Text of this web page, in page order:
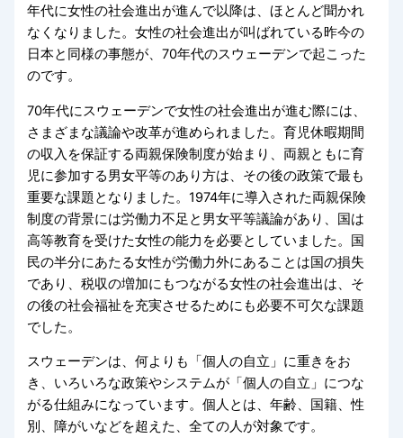
年代に女性の社会進出が進んで以降は、ほとんど聞かれ
なくなりました。女性の社会進出が叫ばれている昨今の
日本と同様の事態が、70年代のスウェーデンで起こった
のです。
70年代にスウェーデンで女性の社会進出が進む際には、
さまざまな議論や改革が進められました。育児休暇期間
の収入を保証する両親保険制度が始まり、両親ともに育
児に参加する男女平等のあり方は、その後の政策で最も
重要な課題となりました。1974年に導入された両親保険
制度の背景には労働力不足と男女平等議論があり、国は
高等教育を受けた女性の能力を必要としていました。国
民の半分にあたる女性が労働力外にあることは国の損失
であり、税収の増加にもつながる女性の社会進出は、そ
の後の社会福祉を充実させるためにも必要不可欠な課題
でした。
スウェーデンは、何よりも「個人の自立」に重きをお
き、いろいろな政策やシステムが「個人の自立」につな
がる仕組みになっています。個人とは、年齢、国籍、性
別、障がいなどを超えた、全ての人が対象です。